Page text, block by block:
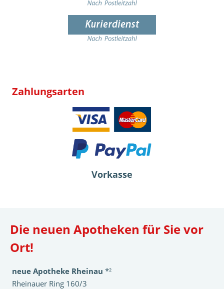
Zahlungsarten
Vorkasse
Die neuen Apotheken für Sie vor
Ort!
neue Apotheke Rheinau *²
Rheinauer Ring 160/3